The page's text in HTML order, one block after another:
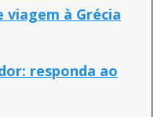
viagem à Grécia
responda ao